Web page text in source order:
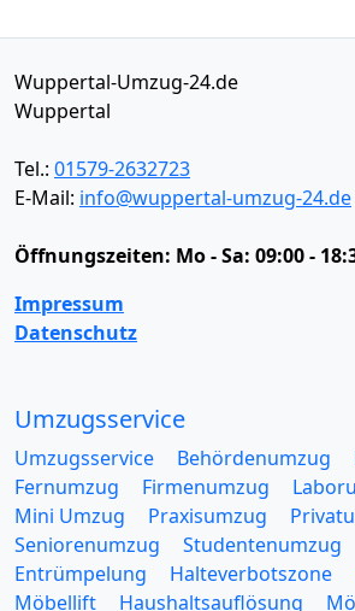
Wuppertal-Umzug-24.de
Wuppertal
Tel.: 01579-2632723
E-Mail: info@wuppertal-umzug-24.de
Öffnungszeiten: Mo - Sa: 09:00 -
Impressum
Datenschutz
Umzugsservice
Umzugsservice Behördenumzug
Fernumzug
Firmenumzug
Mini Umzug
Praxisumzug
Seniorenumzug
Studentenumzug
Entrümpelung
Halteverbotszone
Möbellift
Haushaltsauflösung